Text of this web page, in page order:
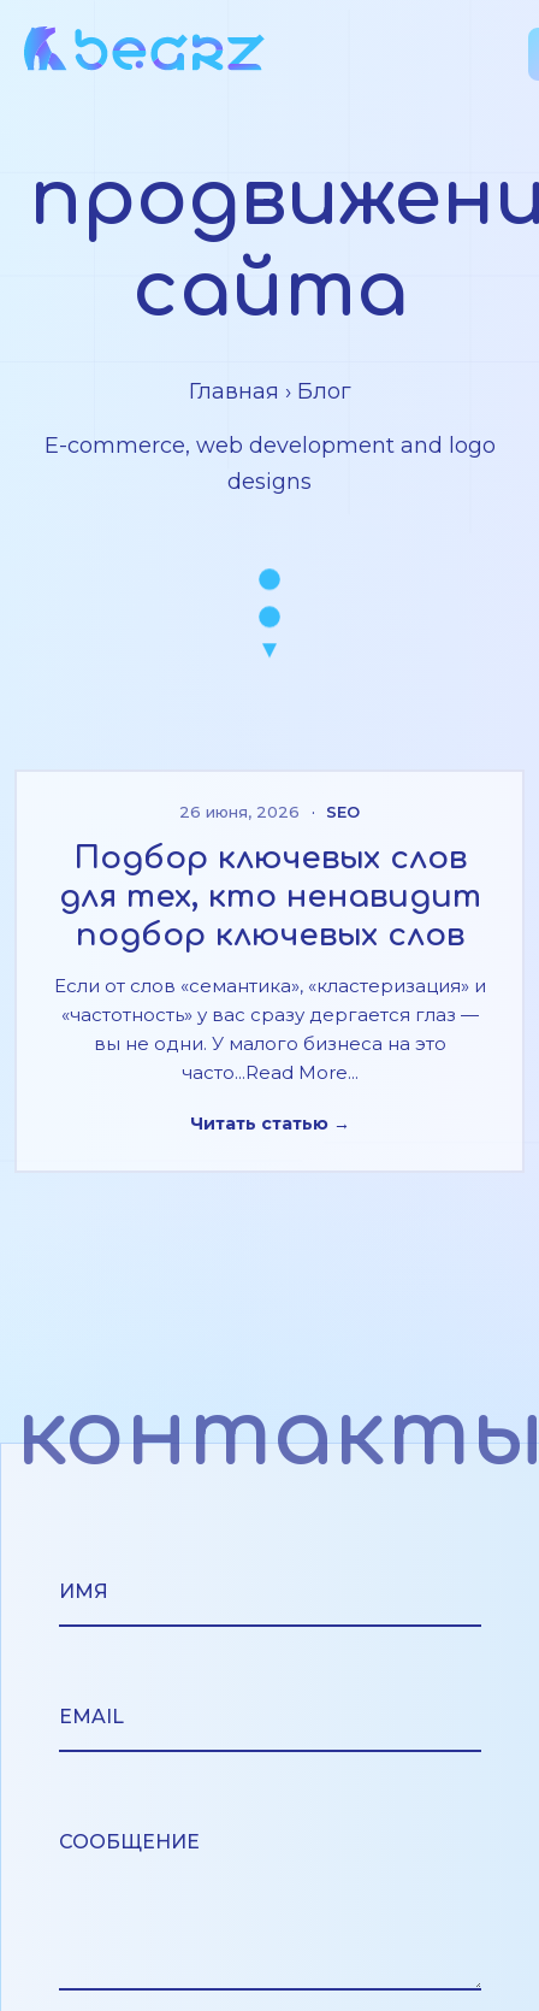
сайта
Главная › Блог
E-commerce, web development and logo
designs
26 июня, 2026 · SEO
Подбор ключевых слов
для тех, кто ненавидит
подбор ключевых слов
Если от слов «семантика», «кластеризация» и
«частотность» у вас сразу дергается глаз —
вы не одни. У малого бизнеса на это
часто...Read More...
Читать статью →